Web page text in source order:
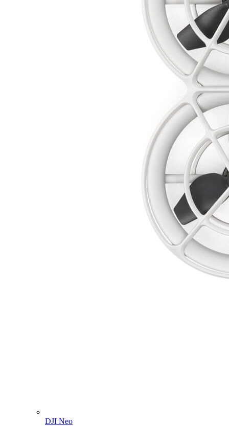
DJI Neo